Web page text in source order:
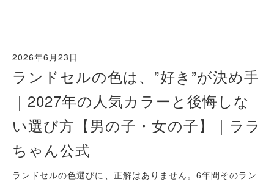
2026年6月23日
ランドセルの色は、”好き”が決め手
｜2027年の人気カラーと後悔しな
い選び方【男の子・女の子】｜ララ
ちゃん公式
ランドセルの色選びに、正解はありません。6年間そのラン